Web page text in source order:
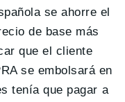
se ahorre el
de base más
que el cliente
se embolsará en
tenía que pagar a